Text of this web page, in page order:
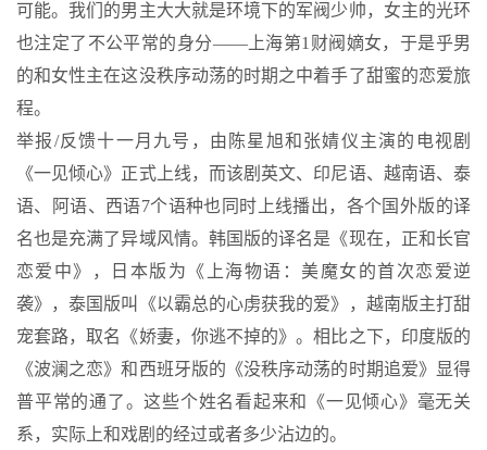
可能。我们的男主大大就是环境下的军阀少帅，女主的光环
也注定了不公平常的身分——上海第1财阀嫡女，于是乎男
的和女性主在这没秩序动荡的时期之中着手了甜蜜的恋爱旅
程。
举报/反馈十一月九号，由陈星旭和张婧仪主演的电视剧
《一见倾心》正式上线，而该剧英文、印尼语、越南语、泰
语、阿语、西语7个语种也同时上线播出，各个国外版的译
名也是充满了异域风情。韩国版的译名是《现在，正和长官
恋爱中》，日本版为《上海物语：美魔女的首次恋爱逆
袭》，泰国版叫《以霸总的心虏获我的爱》，越南版主打甜
宠套路，取名《娇妻，你逃不掉的》。相比之下，印度版的
《波澜之恋》和西班牙版的《没秩序动荡的时期追爱》显得
普平常的通了。这些个姓名看起来和《一见倾心》毫无关
系，实际上和戏剧的经过或者多少沾边的。